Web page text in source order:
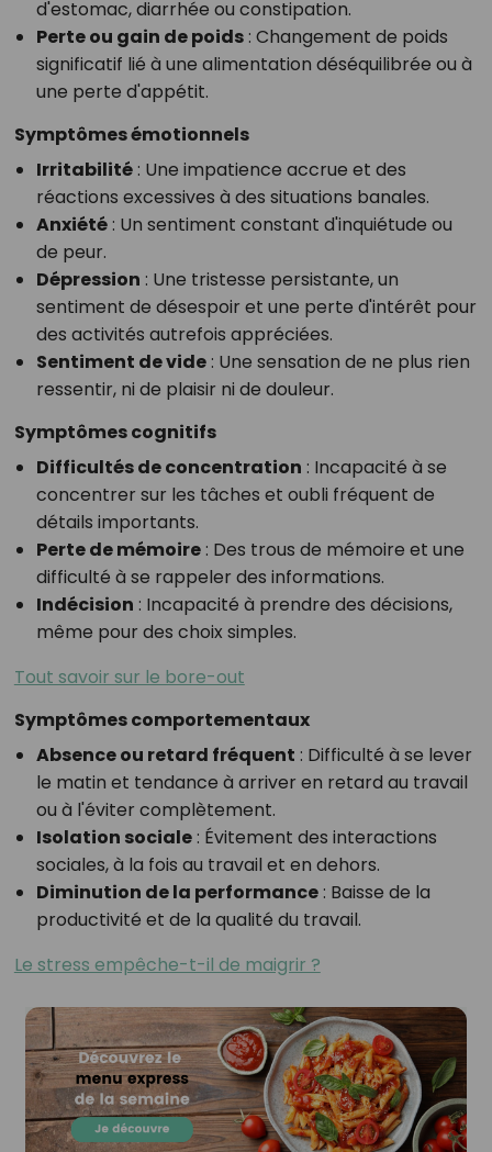
d'estomac, diarrhée ou constipation.
Perte ou gain de poids: Changement de poids
significatif lié à une alimentation déséquilibrée ou à
une perte d'appétit.
Symptômes émotionnels
Irritabilité: Une impatience accrue et des
réactions excessives à des situations banales.
Anxiété: Un sentiment constant d'inquiétude ou
de peur.
Dépression : Une tristesse persistante, un
sentiment de désespoir et une perte d'intérêt pour
des activités autrefois appréciées.
Sentiment de vide: Une sensation de ne plus rien
ressentir, ni de plaisir ni de douleur.
Symptômes cognitifs
Difficultés de concentration : Incapacité à se
concentrer sur les tâches et oubli fréquent de
détails importants.
Perte de mémoire: Des trous de mémoire et une
difficulté à se rappeler des informations.
Indécision : Incapacité à prendre des décisions,
même pour des choix simples.
Tout savoir sur le bore-out
Symptômes comportementaux
Absence ou retard fréquent : Difficulté à se lever
le matin et tendance à arriver en retard au travail
ou à l'éviter complètement.
Isolation sociale: Évitement des interactions
sociales, à la fois au travail et en dehors.
Diminution de la performance: Baisse de la
productivité et de la qualité du travail.
Le stress empêche-t-il de maigrir ?